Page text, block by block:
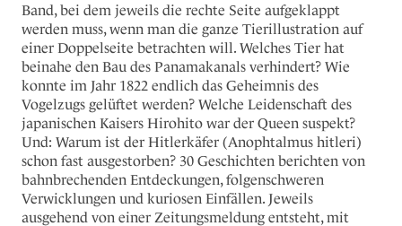
Band, bei dem jeweils die rechte Seite aufgeklappt
werden muss, wenn man die ganze Tierillustration auf
einer Doppelseite betrachten will. Welches Tier hat
beinahe den Bau des Panamakanals verhindert? Wie
konnte im Jahr 1822 endlich das Geheimnis des
Vogelzugs gelüftet werden? Welche Leidenschaft des
japanischen Kaisers Hirohito war der Queen suspekt?
Und: Warum ist der Hitlerkäfer (Anophtalmus hitleri)
schon fast ausgestorben? 30 Geschichten berichten von
bahnbrechenden Entdeckungen, folgenschweren
Verwicklungen und kuriosen Einfällen. Jeweils
ausgehend von einer Zeitungsmeldung entsteht, mit